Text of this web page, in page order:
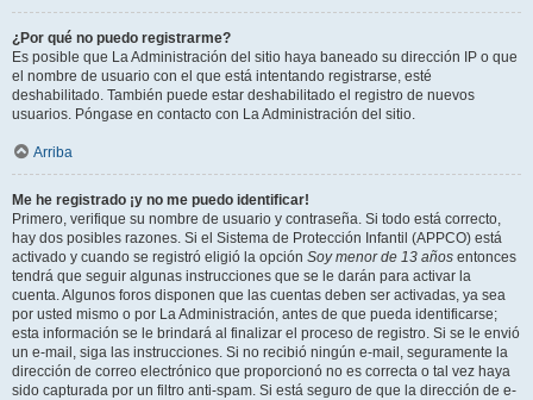
¿Por qué no puedo registrarme?
Es posible que La Administración del sitio haya baneado su dirección IP o que
el nombre de usuario con el que está intentando registrarse, esté
deshabilitado. También puede estar deshabilitado el registro de nuevos
usuarios. Póngase en contacto con La Administración del sitio.
Arriba
Me he registrado ¡y no me puedo identificar!
Primero, verifique su nombre de usuario y contraseña. Si todo está correcto,
hay dos posibles razones. Si el Sistema de Protección Infantil (APPCO) está
activado y cuando se registró eligió la opción Soy menor de 13 años entonces
tendrá que seguir algunas instrucciones que se le darán para activar la
cuenta. Algunos foros disponen que las cuentas deben ser activadas, ya sea
por usted mismo o por La Administración, antes de que pueda identificarse;
esta información se le brindará al finalizar el proceso de registro. Si se le envió
un e-mail, siga las instrucciones. Si no recibió ningún e-mail, seguramente la
dirección de correo electrónico que proporcionó no es correcta o tal vez haya
sido capturada por un filtro anti-spam. Si está seguro de que la dirección de e-